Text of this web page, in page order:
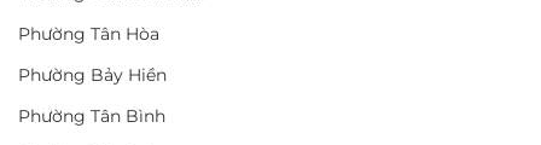
Phường Tân Hòa
Phường Bảy Hiền
Phường Tân Bình